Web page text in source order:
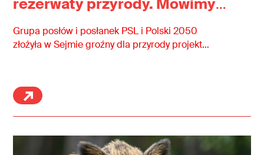
STOP!
Grupa posłów i posłanek PSL i Polski 2050
złożyła w Sejmie groźny dla przyrody projekt…